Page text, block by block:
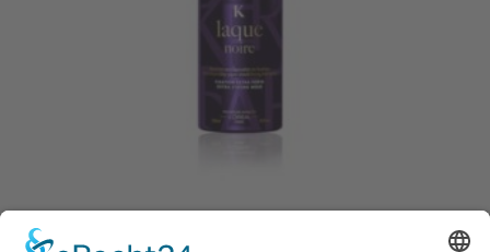
KÉRASTASE FINISH LAQUE NOIRE